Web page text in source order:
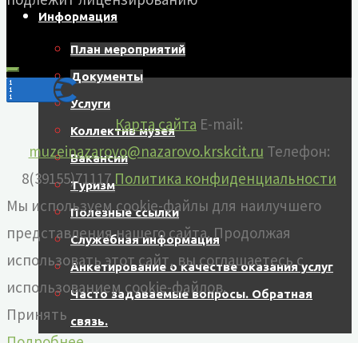
Информация
План мероприятий
Документы
Услуги
Коллектив музея
Вакансии
Туризм
Полезные ссылки
Служебная информация
Анкетирование о качестве оказания услуг
Часто задаваемые вопросы. Обратная
связь.
Карта сайта E-mail:
muzeinazarovo@nazarovo.krskcit.ru Телефон:
8(39155)71117Политика конфиденциальности
Мы используем cookie-файлы для наилучшего
представления нашего сайта. Продолжая
использовать этот сайт, вы соглашаетесь с
использованием cookie-файлов.
Принять